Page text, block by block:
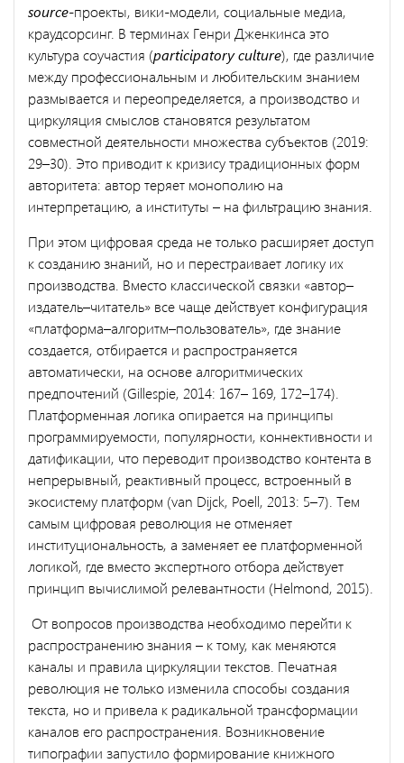
source-проекты, вики-модели, социальные медиа,
краудсорсинг. В терминах Генри Дженкинса это
культура соучастия (participatory culture), где различие
между профессиональным и любительским знанием
размывается и переопределяется, а производство и
циркуляция смыслов становятся результатом
совместной деятельности множества субъектов (2019:
29–30). Это приводит к кризису традиционных форм
авторитета: автор теряет монополию на
интерпретацию, а институты – на фильтрацию знания.
При этом цифровая среда не только расширяет доступ
к созданию знаний, но и перестраивает логику их
производства. Вместо классической связки «автор–
издатель–читатель» все чаще действует конфигурация
«платформа–алгоритм–пользователь», где знание
создается, отбирается и распространяется
автоматически, на основе алгоритмических
предпочтений (Gillespie, 2014: 167– 169, 172–174).
Платформенная логика опирается на принципы
программируемости, популярности, коннективности и
датификации, что переводит производство контента в
непрерывный, реактивный процесс, встроенный в
экосистему платформ (van Dijck, Poell, 2013: 5–7). Тем
самым цифровая революция не отменяет
институциональность, а заменяет ее платформенной
логикой, где вместо экспертного отбора действует
принцип вычислимой релевантности (Helmond, 2015).
От вопросов производства необходимо перейти к
распространению знания – к тому, как меняются
каналы и правила циркуляции текстов. Печатная
революция не только изменила способы создания
текста, но и привела к радикальной трансформации
каналов его распространения. Возникновение
типографии запустило формирование книжного